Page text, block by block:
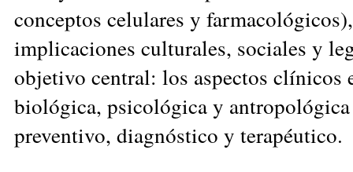
conceptos celulares y
implicaciones culturales, sociales y
objetivo central: los aspectos clínicos
biológica, psicológica y
preventivo, diagnóstico y terapéutico.